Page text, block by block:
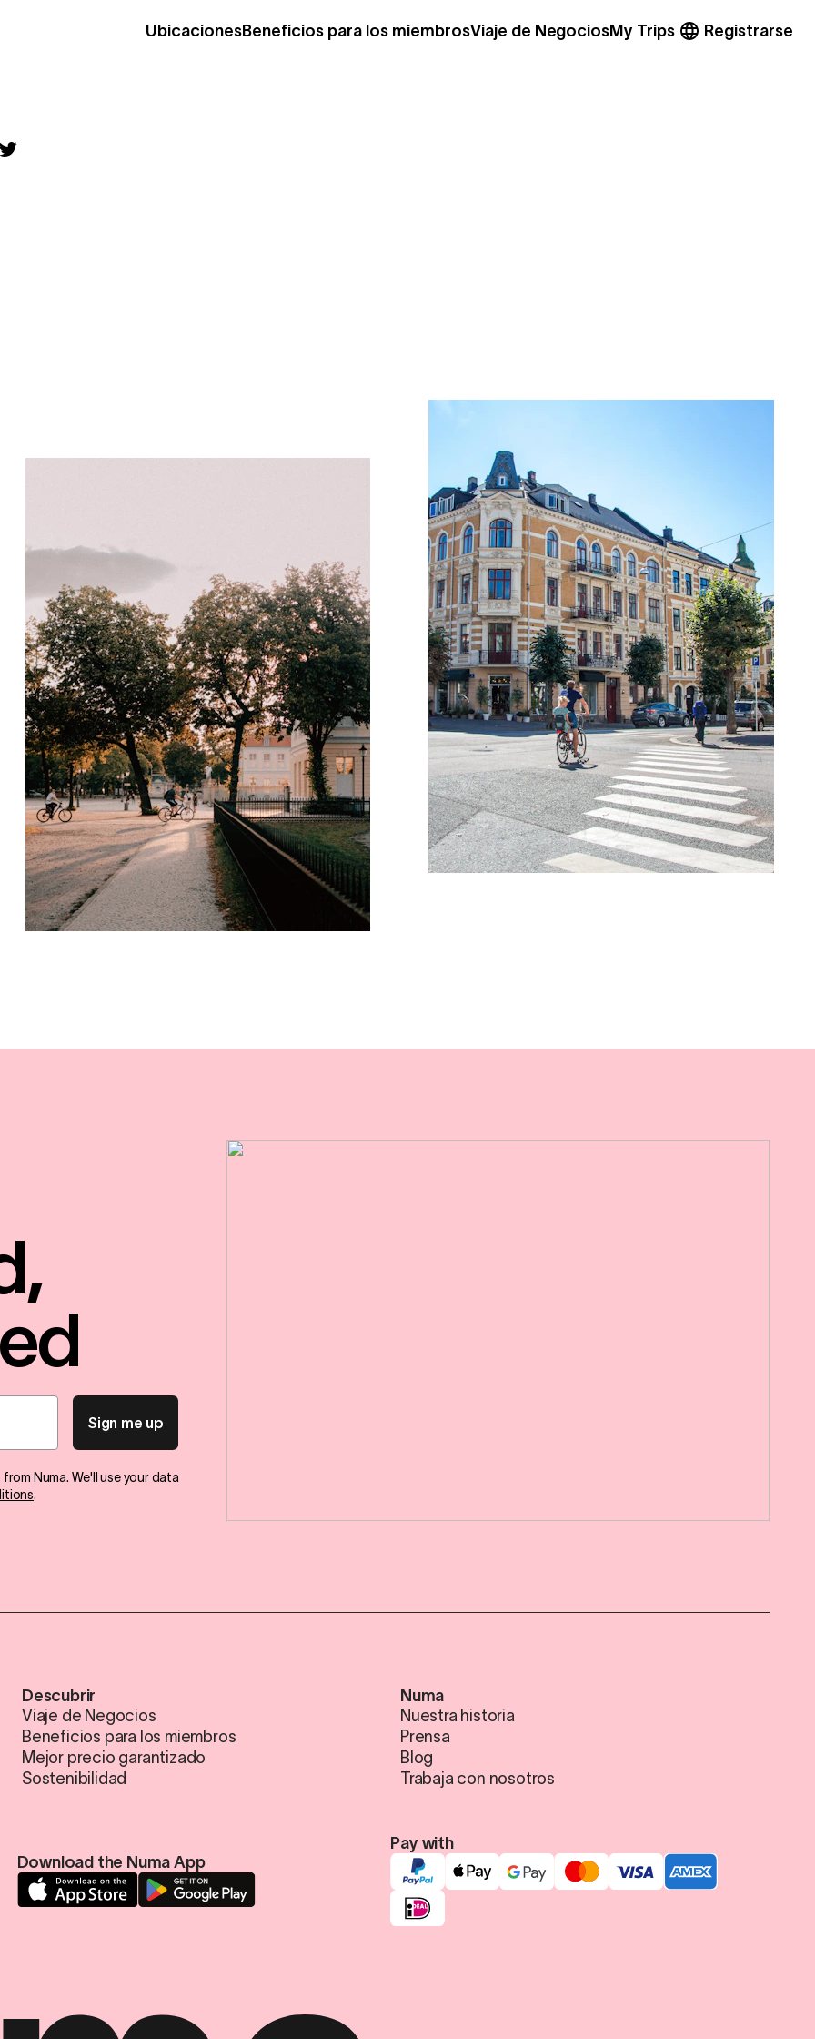
UbicacionesBeneficios para los miembrosViaje de NegociosMy Trips Registrarse
Sign me up
Numa. We'll use your data
.
Descubrir
Viaje de Negocios
Beneficios para los miembros
Mejor precio garantizado
Sostenibilidad
Numa
Nuestra historia
Prensa
Blog
Trabaja con nosotros
Download the Numa App
Pay with